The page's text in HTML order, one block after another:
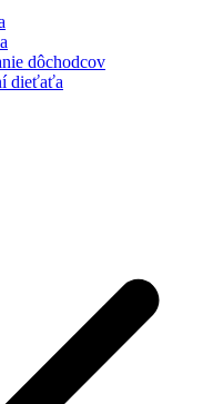
dôchodcov
dieťaťa